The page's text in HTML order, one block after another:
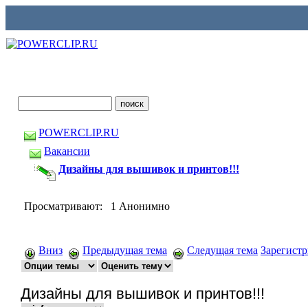
POWERCLIP.RU
Вакансии
Дизайны для вышивок и принтов!!!
Просматривают: 1 Анонимно
Вниз Предыдущая тема Следущая тема
Дизайны для вышивок и принтов!!!